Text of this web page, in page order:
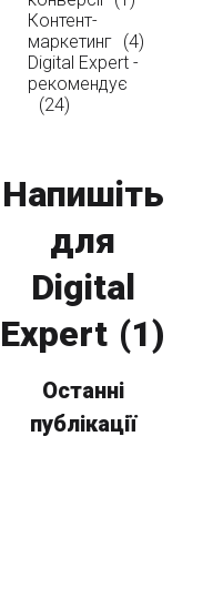
Контент-
маркетинг (4)
Digital Expert -
рекомендує
(24)
Напишіть
для
Digital
Expert (1)
Останні
публікації